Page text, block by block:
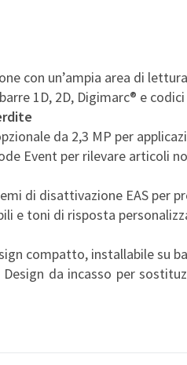
con un’ampia area di
1D, 2D, Digimarc® e
da 2,3 MP per
Event per rilevare articoli
di disattivazione EAS per
e toni di risposta
compatto, installabile su
Design da incasso per